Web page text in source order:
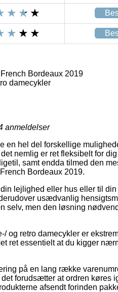
Bordeaux 2019
damecykler
anmeldelser
en hel del forskellige
nemlig er ret fleksibelt for
samt endda tilmed den
Bordeaux 2019.
lejlighed eller hus eller til
usædvanlig
selv, men den løsning
og retro damecykler er
ret essentielt at du kigger
på en lang række
forudsætter at ordren køres
afsendt forinden